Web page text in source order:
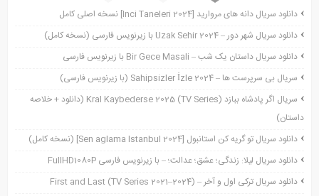
آوریل 2023
نوامبر 2022
نوامبر 2021
اکتبر 2021
سپتامبر 2021
آگوست 2021
جولای 2021
ژوئن 2021
می 2021
دانلود سریال دانه های مروارید [Inci Taneleri 2024] نسخه اصلی کامل
دانلود سریال شهر دور – Uzak Sehir 2024 با زیرنویس فارسی (نسخه کامل)
دانلود سریال داستان یک شب – Bir Gece Masali با زیرنویس فارسی
سریال بی سرپرست ها – Sahipsizler İzle 2024 (با زیرنویس فارسی)
سریال اگر پادشاه ببازد Kral Kaybederse 2025 (TV Series) (دانلود + خلاصه
داستان)
دانلود سریال تو گریه کن استانبول [Sen aglama Istanbul 2024] (نسخه کامل)
دانلود سریال لیلا: زندگی؛ عشق؛ عدالت؛ – با زیرنویس فارسی FullHD1080P
دانلود سریال ترکی اول و آخر – First and Last (TV Series 2021–2024)